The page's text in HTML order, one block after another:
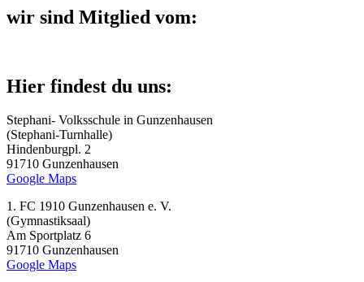
wir sind Mitglied vom:
Hier findest du uns:
Stephani- Volksschule in Gunzenhausen
(Stephani-Turnhalle)
Hindenburgpl. 2
91710 Gunzenhausen
Google Maps
1. FC 1910 Gunzenhausen e. V.
(Gymnastiksaal)
Am Sportplatz 6
91710 Gunzenhausen
Google Maps